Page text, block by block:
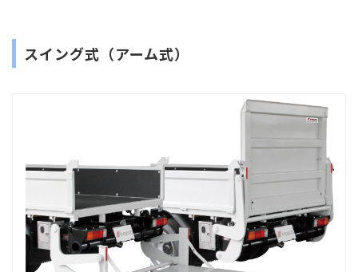
スイング式（アーム式）